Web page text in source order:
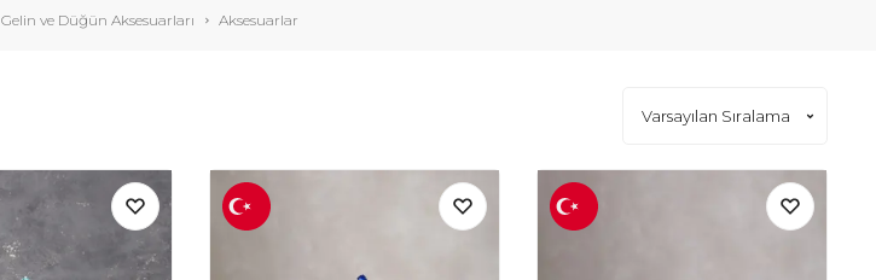
Gelin ve Düğün Aksesuarları Aksesuarlar